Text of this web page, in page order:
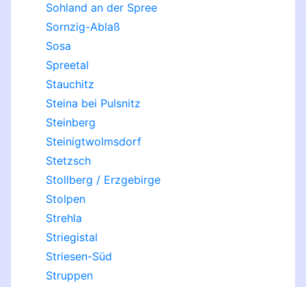
Sohland an der Spree
Sornzig-Ablaß
Sosa
Spreetal
Stauchitz
Steina bei Pulsnitz
Steinberg
Steinigtwolmsdorf
Stetzsch
Stollberg / Erzgebirge
Stolpen
Strehla
Striegistal
Striesen-Süd
Struppen